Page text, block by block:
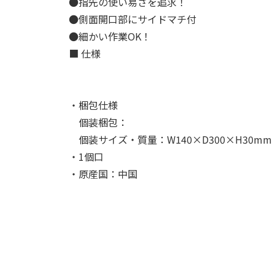
●側面開口部にサイドマチ付
●細かい作業OK！
■ 仕様
・梱包仕様
個装梱包：
個装サイズ・質量：W140×D300×H30mm
・1個口
・原産国：中国